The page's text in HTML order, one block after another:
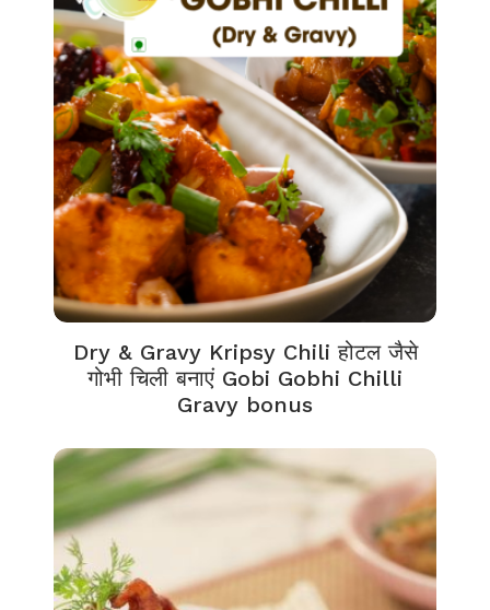
Dry & Gravy Kripsy Chili होटल जैसे
गोभी चिली बनाएं Gobi Gobhi Chilli
Gravy bonus